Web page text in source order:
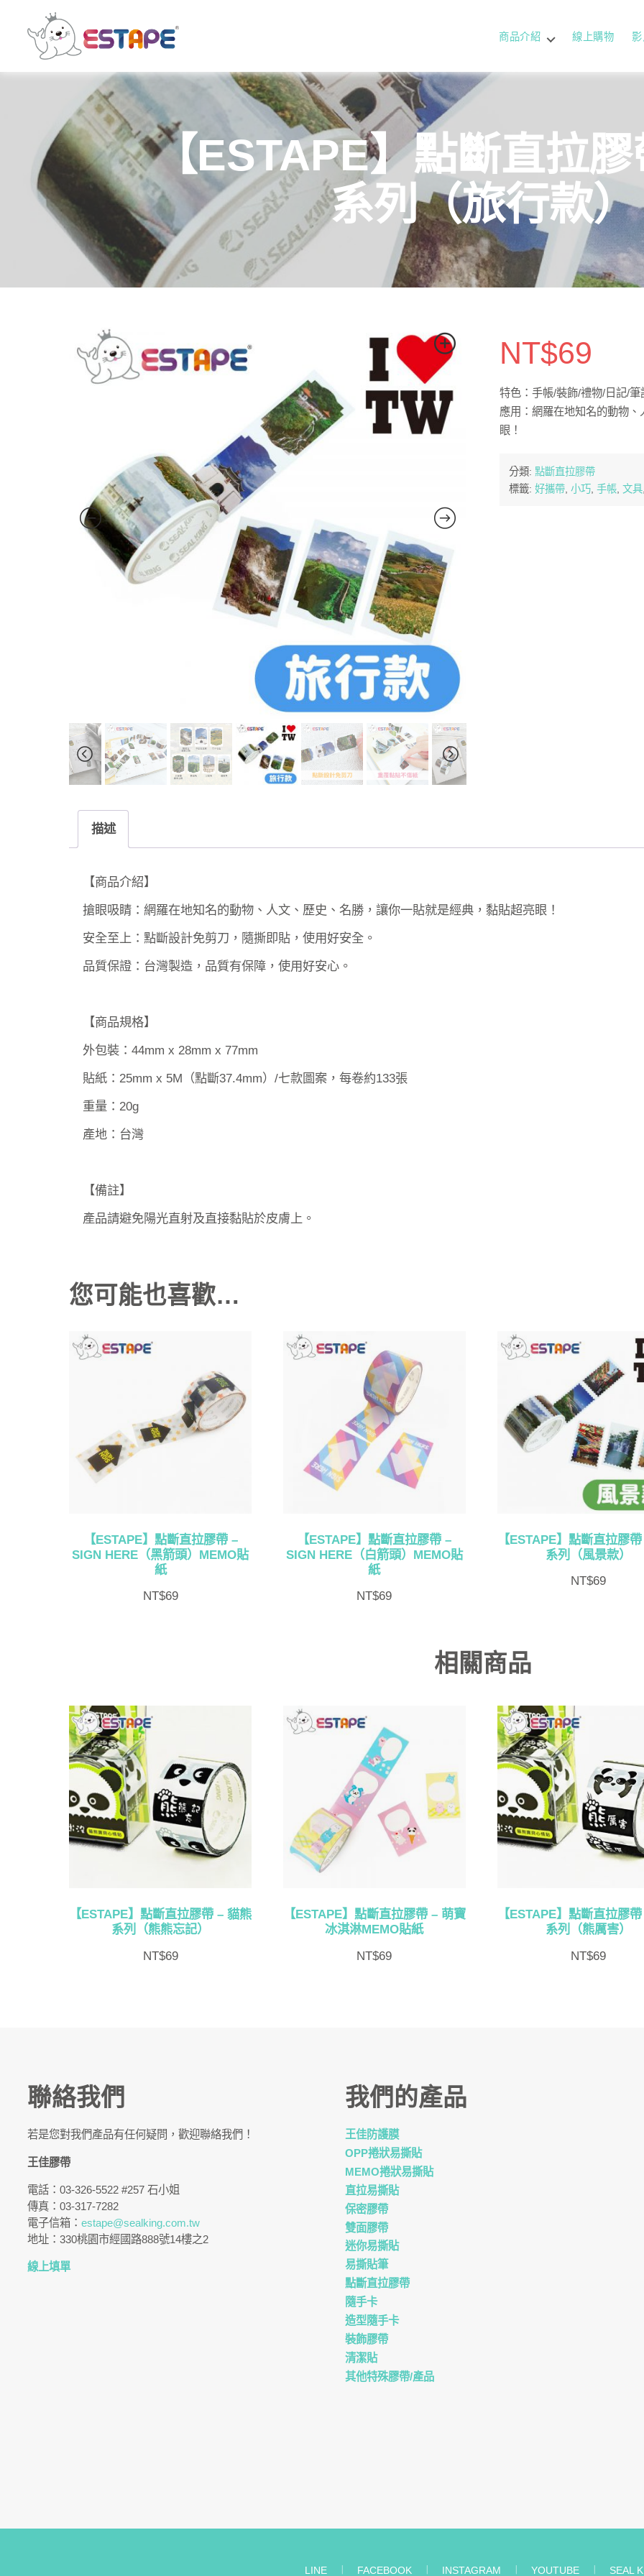
貼・
保
密
商品介紹 線上購物
【ESTAPE】點斷直拉
系列（旅行款）
NT$69
特色：手帳/裝飾/禮物/日記/
應用：網羅在地知名的動物
眼！
分類: 點斷直拉膠帶
標籤: 好攜帶, 小巧, 手帳, 文具
描述
【商品介紹】
搶眼吸睛：網羅在地知名的動物、人文、歷史、名勝，讓你一貼就是經典，黏貼超亮眼！
安全至上：點斷設計免剪刀，隨撕即貼，使用好安全。
品質保證：台灣製造，品質有保障，使用好安心。
【商品規格】
外包裝：44mm x 28mm x 77mm
貼紙：25mm x 5M（點斷37.4mm）/七款圖案，每卷約133張
重量：20g
產地：台灣
【備註】
產品請避免陽光直射及直接黏貼於皮膚上。
您可能也喜歡…
【ESTAPE】點斷直拉膠帶 –
SIGN HERE（黑箭頭）MEMO貼
紙
NT$69
【ESTAPE】點斷直拉膠帶 –
SIGN HERE（白箭頭）MEMO貼
紙
NT$69
【ESTAPE】點斷直拉膠
系列（風景款）
NT$69
相關商品
【ESTAPE】點斷直拉膠帶 – 貓熊
系列（熊熊忘記）
NT$69
【ESTAPE】點斷直拉膠帶 – 萌寶
冰淇淋MEMO貼紙
NT$69
【ESTAPE】點斷直拉膠
系列（熊厲害）
NT$69
聯絡我們
若是您對我們產品有任何疑問，歡迎聯絡我們！
王佳膠帶
電話：03-326-5522 #257 石小姐
傳真：03-317-7282
電子信箱：estape@sealking.com.tw
地址：330桃園市經國路888號14樓之2
線上填單
我們的產品
王佳防護膜
OPP捲狀易撕貼
MEMO捲狀易撕貼
直拉易撕貼
保密膠帶
雙面膠帶
迷你易撕貼
易撕貼筆
點斷直拉膠帶
隨手卡
造型隨手卡
裝飾膠帶
清潔貼
其他特殊膠帶/產品
LINE FACEBOOK INSTAGRAM YOUTUBE SEAL